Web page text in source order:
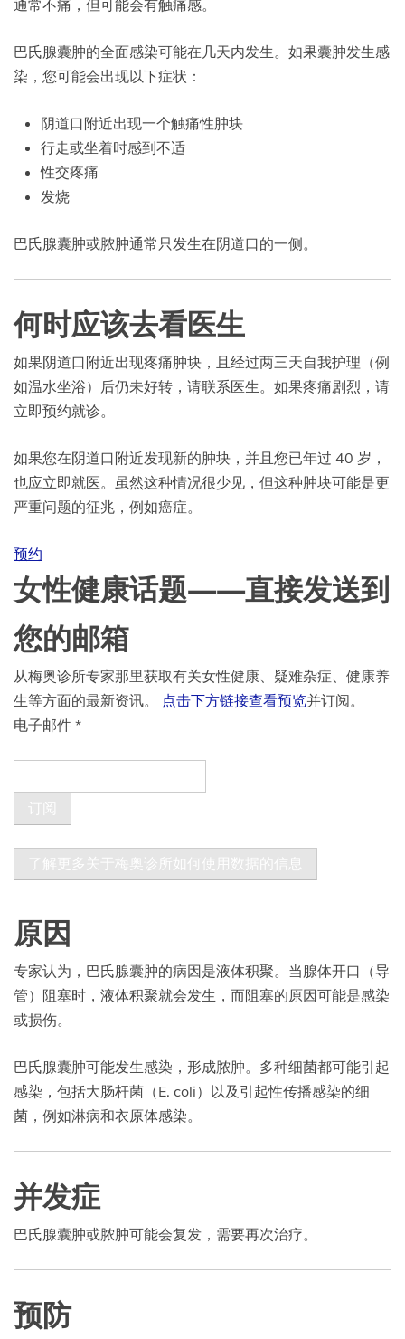
通常不痛，但可能会有触痛感。
巴氏腺囊肿的全面感染可能在几天内发生。如果囊肿发生感
染，您可能会出现以下症状：
阴道口附近出现一个触痛性肿块
行走或坐着时感到不适
性交疼痛
发烧
巴氏腺囊肿或脓肿通常只发生在阴道口的一侧。
何时应该去看医生
如果阴道口附近出现疼痛肿块，且经过两三天自我护理（例
如温水坐浴）后仍未好转，请联系医生。如果疼痛剧烈，请
立即预约就诊。
如果您在阴道口附近发现新的肿块，并且您已年过 40 岁，
也应立即就医。虽然这种情况很少见，但这种肿块可能是更
严重问题的征兆，例如癌症。
预约
女性健康话题——直接发送到
您的邮箱
从梅奥诊所专家那里获取有关女性健康、疑难杂症、健康养
生等方面的最新资讯。
点击下方链接查看预览并订阅。
电子邮件 *
订阅
了解更多关于梅奥诊所如何使用数据的信息
原因
专家认为，巴氏腺囊肿的病因是液体积聚。当腺体开口（导
管）阻塞时，液体积聚就会发生，而阻塞的原因可能是感染
或损伤。
巴氏腺囊肿可能发生感染，形成脓肿。多种细菌都可能引起
感染，包括大肠杆菌（E. coli）以及引起性传播感染的细
菌，例如淋病和衣原体感染。
并发症
巴氏腺囊肿或脓肿可能会复发，需要再次治疗。
预防